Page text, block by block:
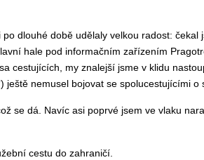
dlouhé době udělaly velkou radost:
hale pod informačním zařízením
cestujících, my znalejší jsme v klidu
ještě nemusel bojovat se spolucestujícími o
se dá. Navíc asi poprvé jsem ve vlaku
cestu do zahraničí.